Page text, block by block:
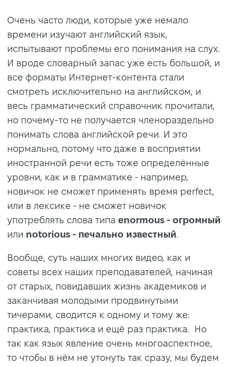
Очень часто люди, которые уже немало
времени изучают английский язык,
испытывают проблемы его понимания на слух.
И вроде словарный запас уже есть большой, и
все форматы Интернет-контента стали
смотреть исключительно на английском, и
весь грамматический справочник прочитали,
но почему-то не получается членораздельно
понимать слова английской речи. И это
нормально, потому что даже в восприятии
иностранной речи есть тоже определённые
уровни, как и в грамматике - например,
новичок не сможет применять время perfect,
или в лексике - не сможет новичок
употреблять слова типа enormous - огромный
или notorious - печально известный.
Вообще, суть наших многих видео, как и
советы всех наших преподавателей, начиная
от старых, повидавших жизнь академиков и
заканчивая молодыми продвинутыми
тичерами, сводится к одному и тому же:
практика, практика и ещё раз практика. Но
так как язык явление очень многоаспектное,
то чтобы в нём не утонуть так сразу, мы будем